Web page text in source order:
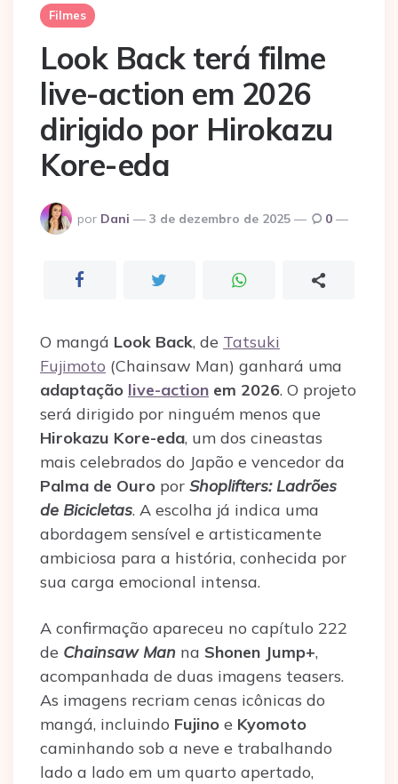
Filmes
Look Back terá filme
live-action em 2026
dirigido por Hirokazu
Kore-eda
Postado
por
por Dani 3 de dezembro de 2025 0
O mangá Look Back, de Tatsuki
Fujimoto (Chainsaw Man) ganhará uma
adaptação live-action em 2026. O projeto
será dirigido por ninguém menos que
Hirokazu Kore-eda, um dos cineastas
mais celebrados do Japão e vencedor da
Palma de Ouro por Shoplifters: Ladrões
de Bicicletas. A escolha já indica uma
abordagem sensível e artisticamente
ambiciosa para a história, conhecida por
sua carga emocional intensa.
A confirmação apareceu no capítulo 222
de Chainsaw Man na Shonen Jump+,
acompanhada de duas imagens teasers.
As imagens recriam cenas icônicas do
mangá, incluindo Fujino e Kyomoto
caminhando sob a neve e trabalhando
lado a lado em um quarto apertado,